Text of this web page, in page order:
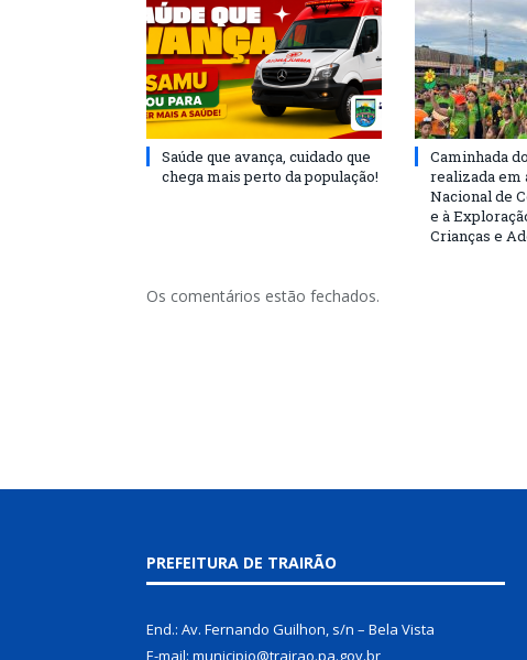
Saúde que avança, cuidado que
chega mais perto da população!
Caminhada
realizada em
Nacional de
e à
Crianças e
Os comentários estão fechados.
PREFEITURA DE TRAIRÃO
End.: Av. Fernando Guilhon, s/n – Bela Vista
E-mail: municipio@trairao.pa.gov.br